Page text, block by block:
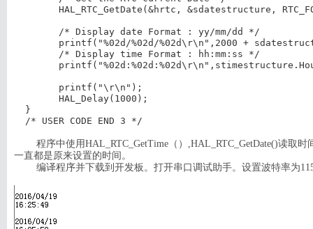
列表
信息
HAL_RTC_GetDate(&hrtc, &sdatestructure,
        /* Display date Format : yy/mm/dd */
printf("%02d/%02d/%02d\r\n",2000 +
        /* Display time Format : hh:mm:ss */
        printf("\r\n");
        HAL_Delay(1000);
  }
  /* USER CODE END 3 */
程序中使用HAL_RTC_GetTime（）,HAL_RTC_GetDate()读取时
一直都是原来设置的时间。
编译程序并下载到开发板。打开串口调试助手。设置波特率为